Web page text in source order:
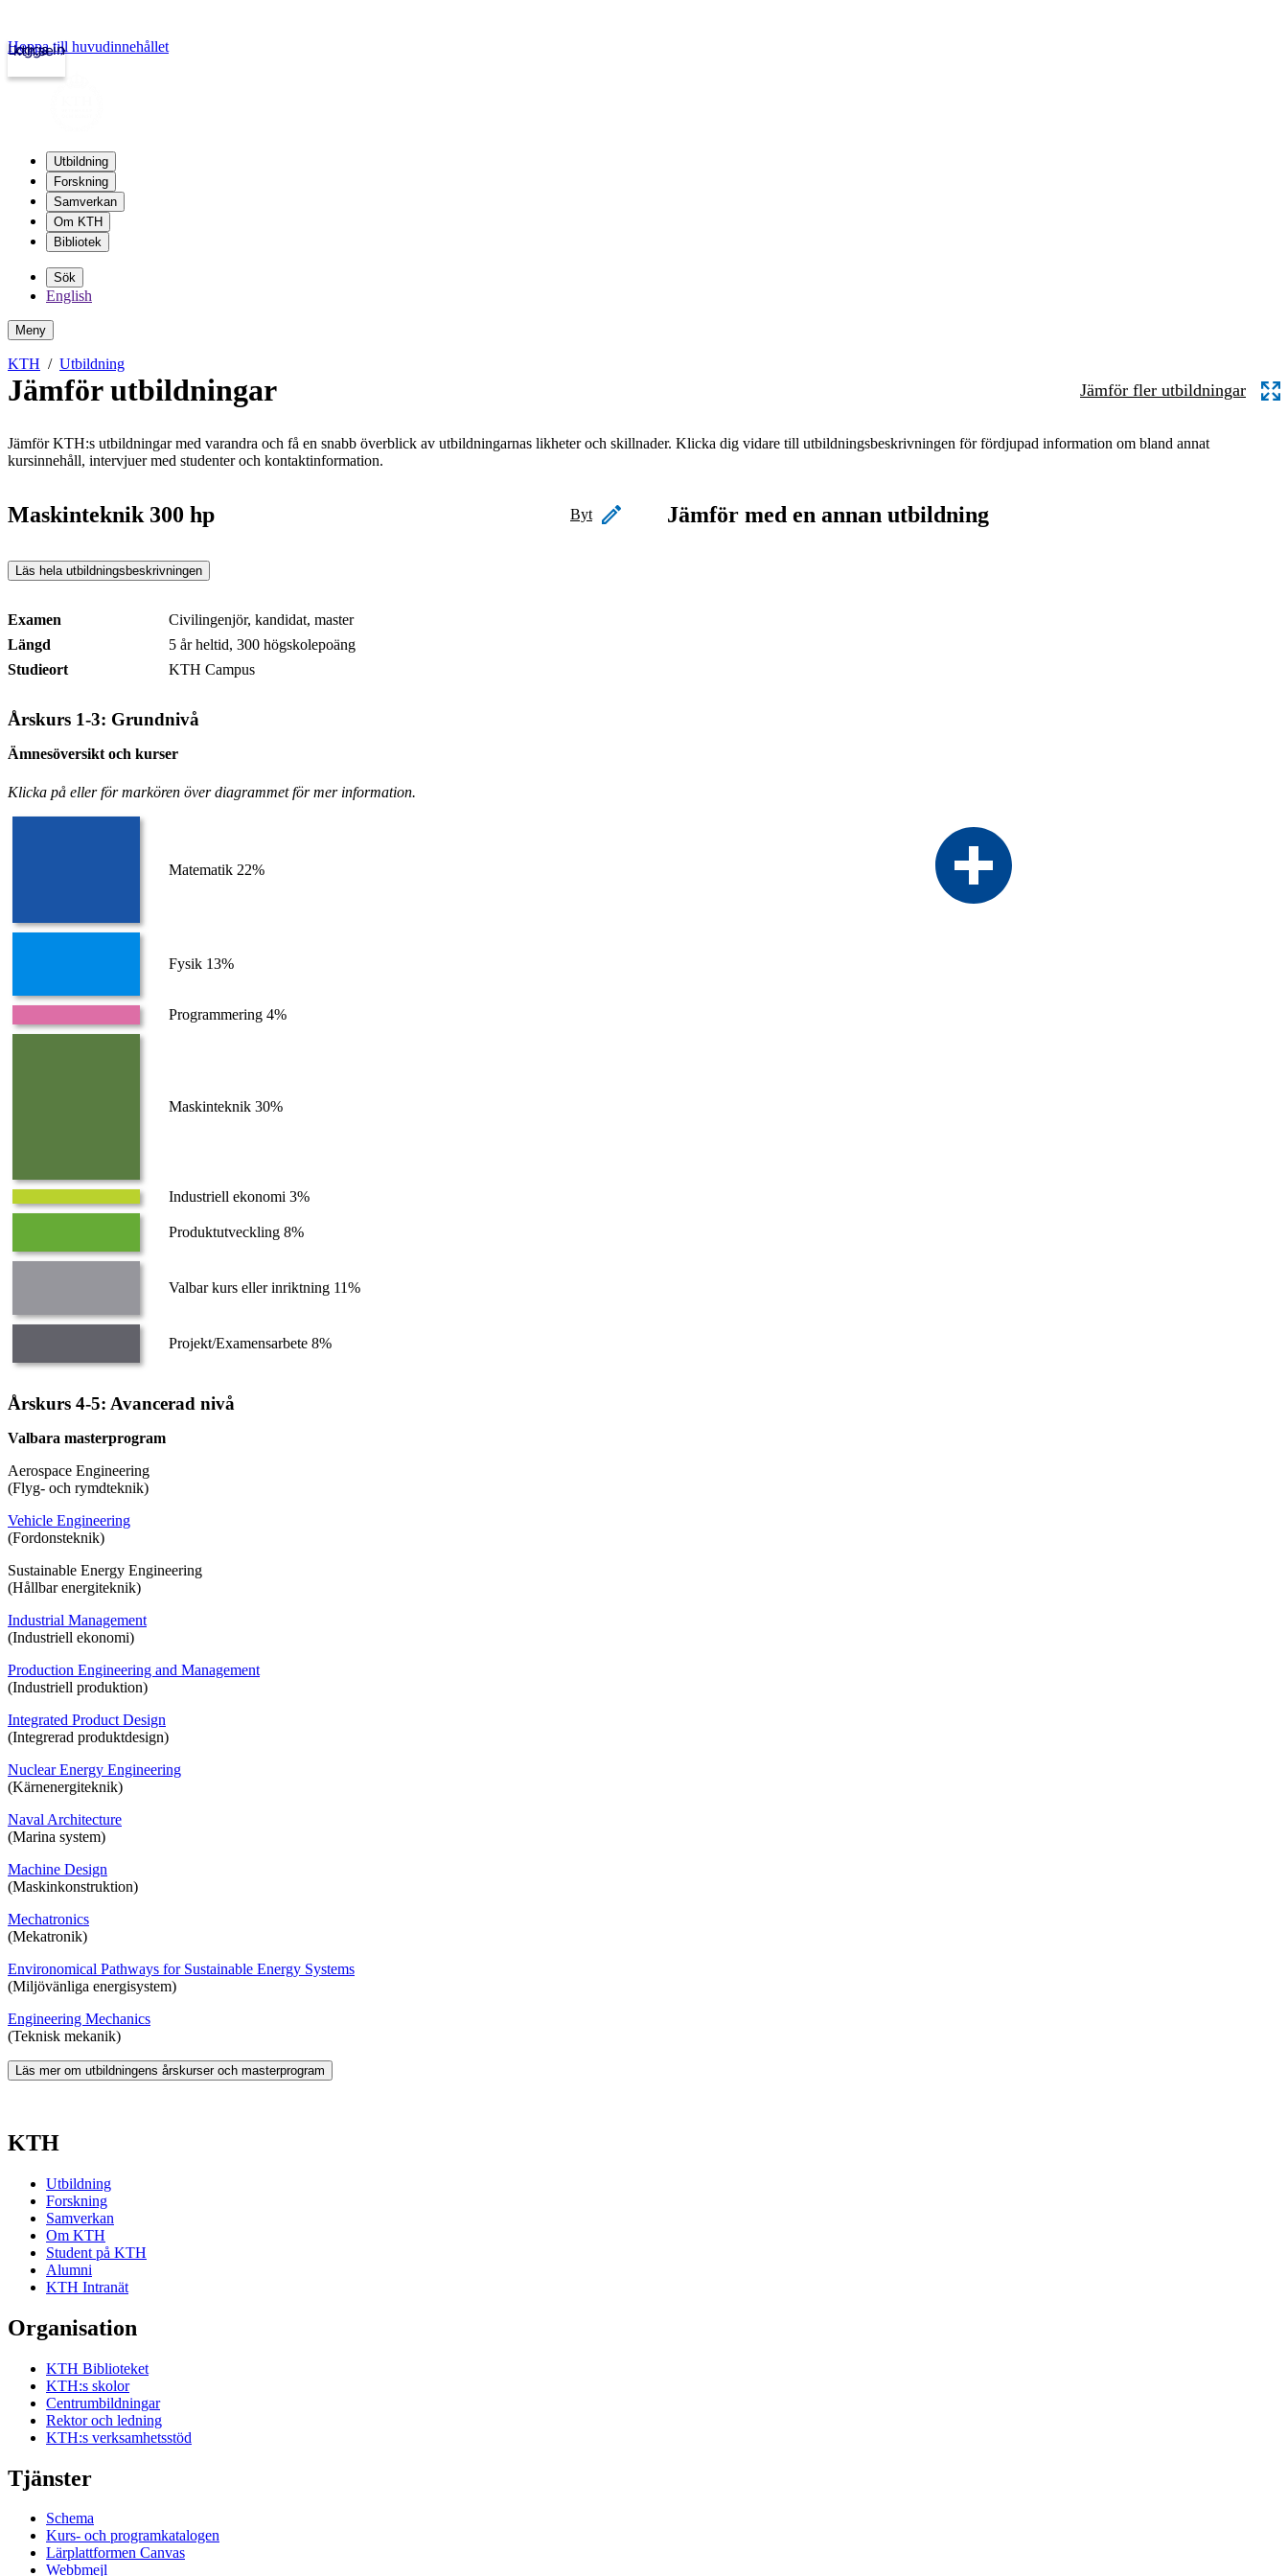
kth.se
Logga in
Hoppa till huvudinnehållet
Utbildning
Forskning
Samverkan
Om KTH
Bibliotek
Sök
English
Meny
KTH Utbildning
Jämför utbildningar Jämför fler utbildningar
Jämför KTH:s utbildningar med varandra och få en snabb överblick av utbildningarnas likheter och skillnader. Klicka dig vidare till utbildningsbeskrivningen för fördjupad information om bland annat
kursinnehåll, intervjuer med studenter och kontaktinformation.
Maskinteknik 300 hp Byt
Läs hela utbildningsbeskrivningen
Examen
Civilingenjör, kandidat, master
Längd
5 år heltid, 300 högskolepoäng
Studieort
KTH Campus
Årskurs 1-3: Grundnivå
Ämnesöversikt och kurser
Klicka på eller för markören över diagrammet för mer information.
Matematik 22%
Fysik 13%
Programmering 4%
Maskinteknik 30%
Industriell ekonomi 3%
Produktutveckling 8%
Valbar kurs eller inriktning 11%
Projekt/Examensarbete 8%
Årskurs 4-5: Avancerad nivå
Valbara masterprogram
Aerospace Engineering
(Flyg- och rymdteknik)
Vehicle Engineering
(Fordonsteknik)
Sustainable Energy Engineering
(Hållbar energiteknik)
Industrial Management
(Industriell ekonomi)
Production Engineering and Management
(Industriell produktion)
Integrated Product Design
(Integrerad produktdesign)
Nuclear Energy Engineering
(Kärnenergiteknik)
Naval Architecture
(Marina system)
Machine Design
(Maskinkonstruktion)
Mechatronics
(Mekatronik)
Environomical Pathways for Sustainable Energy Systems
(Miljövänliga energisystem)
Engineering Mechanics
(Teknisk mekanik)
Läs mer om utbildningens årskurser och masterprogram
Jämför med en annan utbildning
KTH
Utbildning
Forskning
Samverkan
Om KTH
Student på KTH
Alumni
KTH Intranät
Organisation
KTH Biblioteket
KTH:s skolor
Centrumbildningar
Rektor och ledning
KTH:s verksamhetsstöd
Tjänster
Schema
Kurs- och programkatalogen
Lärplattformen Canvas
Webbmejl